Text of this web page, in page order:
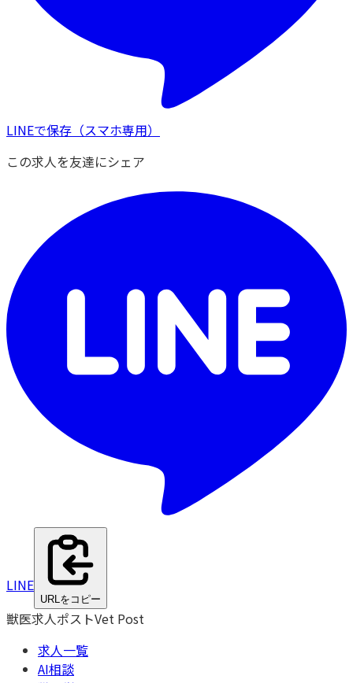
LINEで保存 （スマホ専用）
この求人を友達にシェア
LINE
URLをコピー
獣医求人ポストVet Post
求人一覧
AI相談